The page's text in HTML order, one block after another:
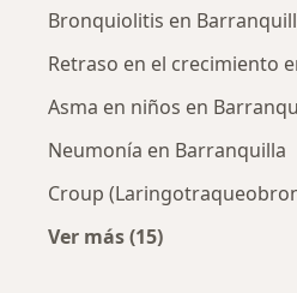
Bronquiolitis en
Retraso en el crecimiento
Asma en niños en
Neumonía en Barranquilla
Croup
Ver más (15)